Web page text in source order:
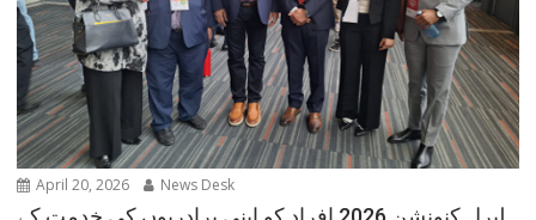
April 20, 2026 News Desk